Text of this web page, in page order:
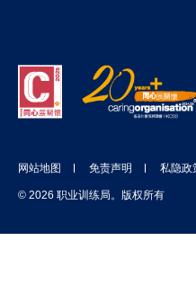
网站地图 免责声明 私隐政
© 2026 职业训练局。版权所有